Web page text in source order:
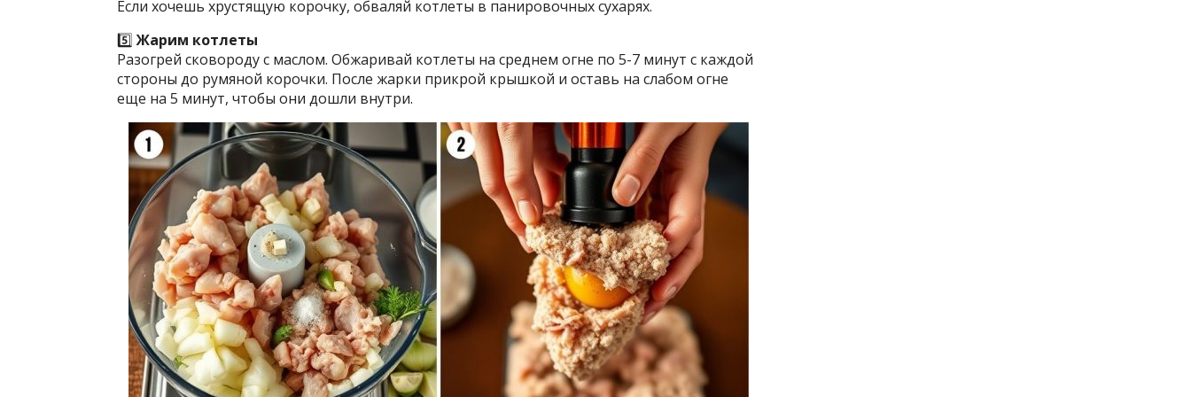
Если хочешь хрустящую корочку, обваляй котлеты в панировочных сухарях.
5️⃣Жарим котлеты
Разогрей сковороду с маслом. Обжаривай котлеты на среднем огне по 5-7 минут с каждой
стороны до румяной корочки. После жарки прикрой крышкой и оставь на слабом огне
еще на 5 минут, чтобы они дошли внутри.